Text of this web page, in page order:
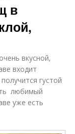
в
вкусной,
входит
густой
любимый
уже есть